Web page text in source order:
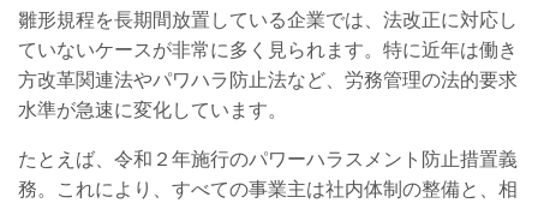
雛形規程を長期間放置している企業では、法改正に対応し
ていないケースが非常に多く見られます。特に近年は働き
方改革関連法やパワハラ防止法など、労務管理の法的要求
水準が急速に変化しています。
たとえば、令和２年施行のパワーハラスメント防止措置義
務。これにより、すべての事業主は社内体制の整備と、相